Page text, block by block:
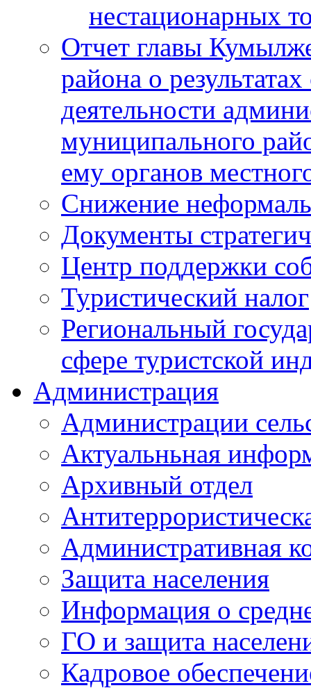
нестационарных
Отчет главы
района о
деятельности
муниципального
ему органов
Снижение
Документы
Центр поддержки
Туристический налог
Региональный
сфере туристской
Администрация
Администрации
Актуальньная
Архивный отдел
Административная
Защита населения
Информация о
ГО и защита
Кадровое